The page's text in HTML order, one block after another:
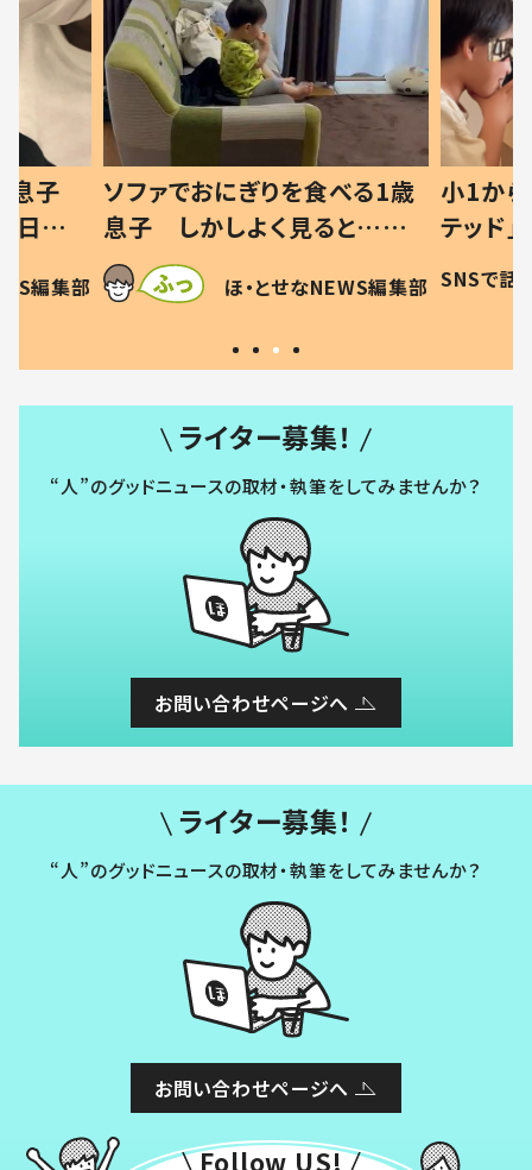
息子
記に
編集部
ソファでおにぎりを食べる1歳
息子 しかしよく見ると…母
「！？」すべてを察した母の投稿
に「可愛いから許す！」「現行
ほ・とせなNEWS編集部
小1から
テッド
食”を
和の親
SNSで話
ライター募集！
“人”のグッドニュースの取材・執筆をしてみませんか？
お問い合わせページへ
ライター募集！
“人”のグッドニュースの取材・執筆をしてみませんか？
お問い合わせページへ
Follow US!